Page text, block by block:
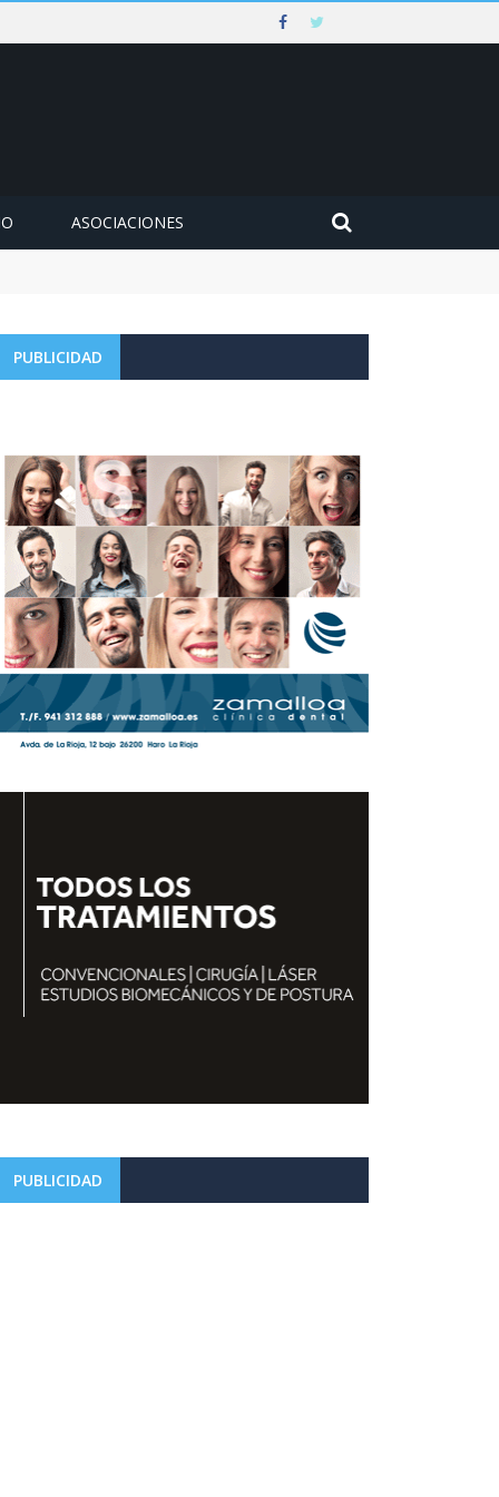
ASOCIACIONES
PUBLICIDAD
PUBLICIDAD